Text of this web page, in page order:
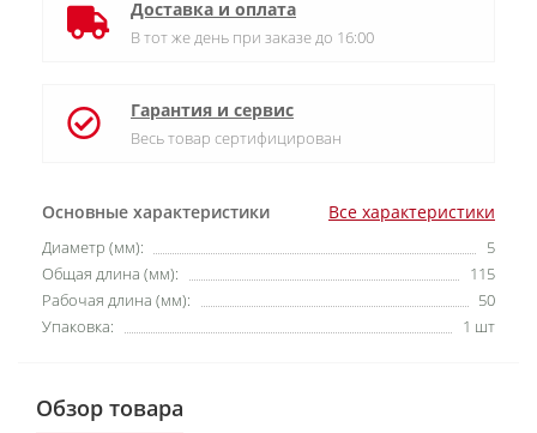
Основные характеристики Все характеристики
Диаметр (мм):
5
Общая длина (мм):
115
Рабочая длина (мм):
50
Упаковка:
1 шт
Доставка и оплата
В тот же день при заказе до 16:00
Гарантия и сервис
Весь товар сертифицирован
Обзор товара